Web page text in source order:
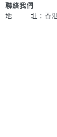
聯絡我們
地 址：香港